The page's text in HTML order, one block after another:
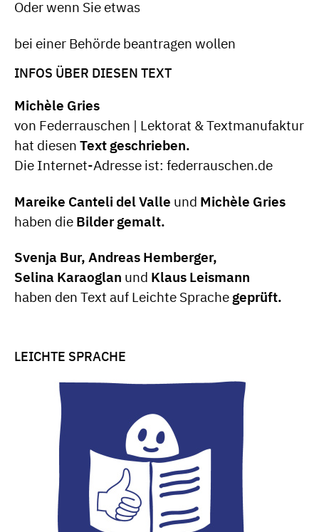
Oder wenn Sie etwas
bei einer Behörde beantragen wollen
INFOS ÜBER DIESEN TEXT
Michèle Gries
von Federrauschen | Lektorat & Textmanufaktur
hat diesen Text geschrieben.
Die Internet-Adresse ist: federrauschen.de
Mareike Canteli del Valle und Michèle Gries
haben die Bilder gemalt.
Svenja Bur, Andreas Hemberger,
Selina Karaoglan und Klaus Leismann
haben den Text auf Leichte Sprache geprüft.
LEICHTE SPRACHE